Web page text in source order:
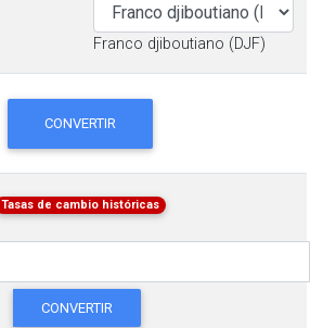
Franco djiboutiano (DJF)
CONVERTIR
Tasas de cambio históricas
CONVERTIR